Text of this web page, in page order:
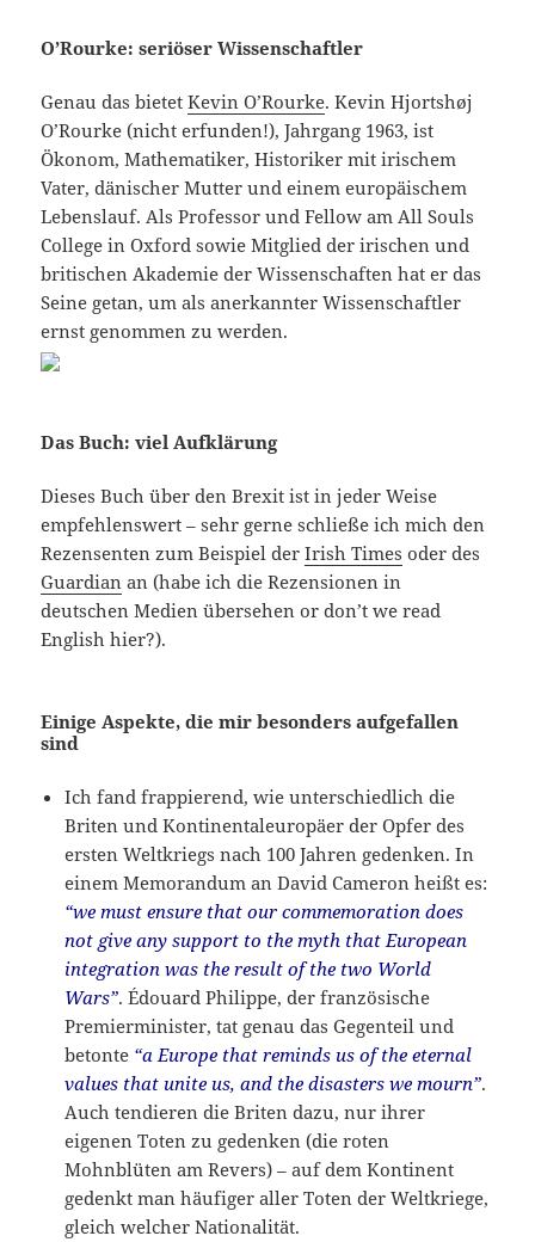
O’Rourke: seriöser Wissenschaftler
Genau das bietetKevin O’Rourke. Kevin Hjortshøj
O’Rourke (nicht erfunden!), Jahrgang 1963, ist
Ökonom, Mathematiker, Historiker mit irischem
Vater, dänischer Mutter und einem europäischem
Lebenslauf. Als Professor und Fellow am All Souls
College in Oxford sowie Mitglied der irischen und
britischen Akademie der Wissenschaften hat er das
Seine getan, um als anerkannter Wissenschaftler
ernst genommen zu werden.
Das Buch: viel Aufklärung
Dieses Buch über den Brexit ist in jeder Weise
empfehlenswert – sehr gerne schließe ich mich den
Rezensenten zum Beispiel derIrish Times oder des
Guardian an (habe ich die Rezensionen in
deutschen Medien übersehen or don’t we read
English hier?).
Einige Aspekte, die mir besonders aufgefallen
sind
Ich fand frappierend, wie unterschiedlich die
Briten und Kontinentaleuropäer der Opfer des
ersten Weltkriegs nach 100 Jahren gedenken. In
einem Memorandum an David Cameron heißt es:
“we must ensure that our commemoration does
not give any support to the myth that European
integration was the result of the two World
Wars”. Édouard Philippe, der französische
Premierminister, tat genau das Gegenteil und
betonte “a Europe that reminds us of the eternal
values that unite us, and the disasters we mourn”.
Auch tendieren die Briten dazu, nur ihrer
eigenen Toten zu gedenken (die roten
Mohnblüten am Revers) – auf dem Kontinent
gedenkt man häufiger aller Toten der Weltkriege,
gleich welcher Nationalität.